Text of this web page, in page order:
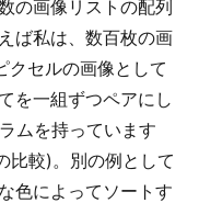
の画像リストの配列
ば私は、数百枚の画
セルの画像として
を一組ずつペアにし
ムを持っています
比較)。別の例として
色によってソートす